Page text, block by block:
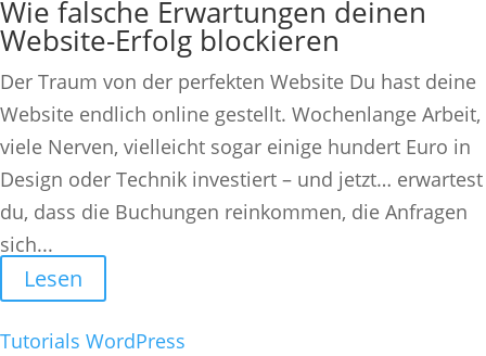
Wie falsche Erwartungen deinen
Website-Erfolg blockieren
Der Traum von der perfekten Website Du hast deine
Website endlich online gestellt. Wochenlange Arbeit,
viele Nerven, vielleicht sogar einige hundert Euro in
Design oder Technik investiert – und jetzt… erwartest
du, dass die Buchungen reinkommen, die Anfragen
sich...
Lesen
Tutorials WordPress